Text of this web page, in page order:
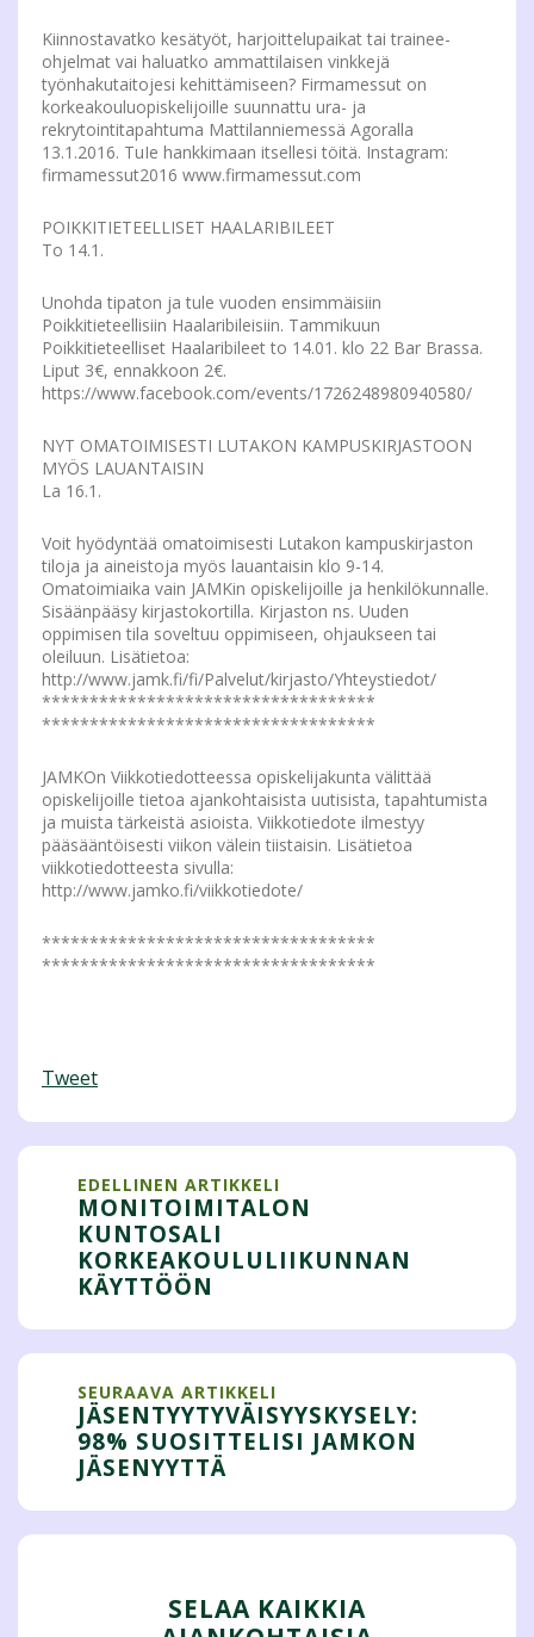
Kiinnostavatko kesätyöt, harjoittelupaikat tai trainee-
ohjelmat vai haluatko ammattilaisen vinkkejä
työnhakutaitojesi kehittämiseen? Firmamessut on
korkeakouluopiskelijoille suunnattu ura- ja
rekrytointitapahtuma Mattilanniemessä Agoralla
13.1.2016. TuIe hankkimaan itsellesi töitä. Instagram:
firmamessut2016 www.firmamessut.com
POIKKITIETEELLISET HAALARIBILEET
To 14.1.
Unohda tipaton ja tule vuoden ensimmäisiin
Poikkitieteellisiin Haalaribileisiin. Tammikuun
Poikkitieteelliset Haalaribileet to 14.01. klo 22 Bar Brassa.
Liput 3€, ennakkoon 2€.
https://www.facebook.com/events/1726248980940580/
NYT OMATOIMISESTI LUTAKON KAMPUSKIRJASTOON
MYÖS LAUANTAISIN
La 16.1.
Voit hyödyntää omatoimisesti Lutakon kampuskirjaston
tiloja ja aineistoja myös lauantaisin klo 9-14.
Omatoimiaika vain JAMKin opiskelijoille ja henkilökunnalle.
Sisäänpääsy kirjastokortilla. Kirjaston ns. Uuden
oppimisen tila soveltuu oppimiseen, ohjaukseen tai
oleiluun. Lisätietoa:
http://www.jamk.fi/fi/Palvelut/kirjasto/Yhteystiedot/
***********************************
***********************************
JAMKOn Viikkotiedotteessa opiskelijakunta välittää
opiskelijoille tietoa ajankohtaisista uutisista, tapahtumista
ja muista tärkeistä asioista. Viikkotiedote ilmestyy
pääsääntöisesti viikon välein tiistaisin. Lisätietoa
viikkotiedotteesta sivulla:
http://www.jamko.fi/viikkotiedote/
***********************************
***********************************
Tweet
EDELLINEN ARTIKKELI
MONITOIMITALON
KUNTOSALI
KORKEAKOULULIIKUNNAN
KÄYTTÖÖN
SEURAAVA ARTIKKELI
JÄSENTYYTYVÄISYYSKYSELY:
98% SUOSITTELISI JAMKON
JÄSENYYTTÄ
SELAA KAIKKIA